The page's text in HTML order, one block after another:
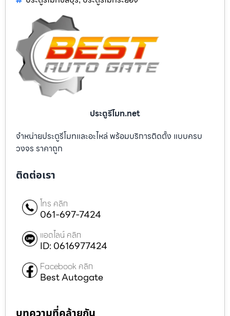
ประตูรีโมท.net
จำหน่ายประตูรีโมทและอะไหล่ พร้อมบริการติดตั้ง แบบครบ
วงจร ราคาถูก
ติดต่อเรา
โทร คลิก
061-697-7424
แอดไลน์ คลิก
ID: 0616977424
Facebook คลิก
Best Autogate